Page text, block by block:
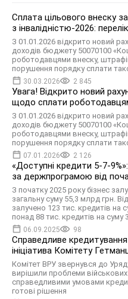
Сплата цільового внеску
з інвалідністю-2026:
З 01.01.2026 відкрито новий
доходів бюджету 50070100
роботодавцями внеску,
порушення порядку сплати
30.03.2026 2 845
Увага! Відкрито новий
щодо сплати
З 01.01.2026 відкрито новий
доходів бюджету 50070100
роботодавцями внеску,
порушення порядку сплати
07.01.2026 2 126
«Доступні кредити 5-7-
за держпрограмою від
З початку 2025 року бізнес
загальну суму 55,3 млрд грн.
залучено 123 тис. кредитів на
понад 88 тис. кредитів на
06.09.2025 98
Справедливе кредитування
ініціатива Комітету
Комітет ВРУ звернувся до
вирішили проблеми
справедливими умовами
готові рішення